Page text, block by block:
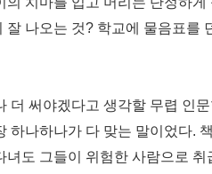
잘 나오는 것? 학교에 물음표를
더 써야겠다고 생각할 무렵 인
하나하나가 다 맞는 말이었다.
녀도 그들이 위험한 사람으로 취